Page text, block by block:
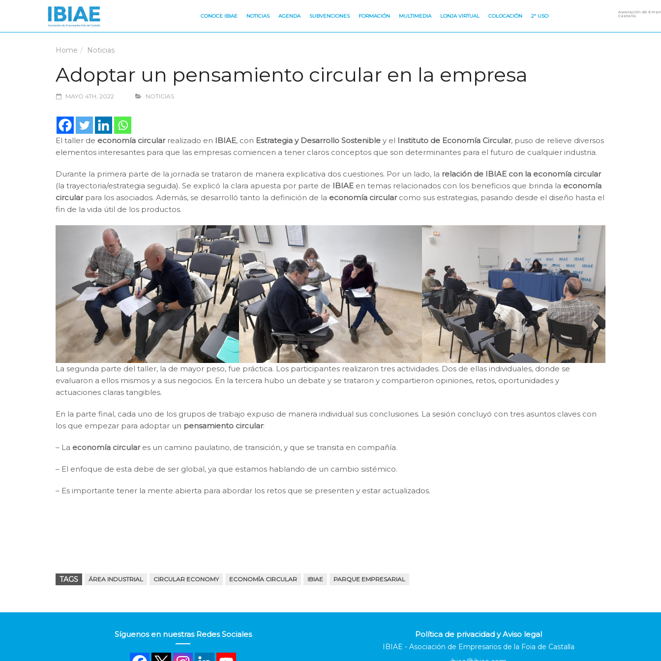
CONOCE IBIAE NOTICIAS AGENDA SUBVENCIONES FORMACIÓN MULTIMEDIA LONJA VIRTUAL COLOCACIÓN 2º USO
Asociación de
Castalla
Home Noticias
Adoptar un pensamiento circular en la empresa
MAYO 4TH, 2022 NOTICIAS
El taller de economía circularrealizado en IBIAE, con Estrategia y Desarrollo Sostenible y el Instituto de Economía Circular, puso de relieve diversos
elementos interesantes para que las empresas comiencen a tener claros conceptos que son determinantes para el futuro de cualquier industria.
Durante la primera parte de la jornada se trataron de manera explicativa dos cuestiones. Por un lado, la relación de IBIAE con la economía circular
(la trayectoria/estrategia seguida). Se explicó la clara apuesta por parte de IBIAE en temas relacionados con los beneficios que brinda la economía
circularpara los asociados. Además, se desarrolló tanto la definición de la economía circularcomo sus estrategias, pasando desde el diseño hasta el
fin de la vida útil de los productos.
La segunda parte del taller, la de mayor peso, fue práctica. Los participantes realizaron tres actividades. Dos de ellas individuales, donde se
evaluaron a ellos mismos y a sus negocios. En la tercera hubo un debate y se trataron y compartieron opiniones, retos, oportunidades y
actuaciones claras tangibles.
En la parte final, cada uno de los grupos de trabajo expuso de manera individual sus conclusiones. La sesión concluyó con tres asuntos claves con
los que empezar para adoptar un pensamiento circular:
– La economía circulares un camino paulatino, de transición, y que se transita en compañía.
– El enfoque de esta debe de ser global, ya que estamos hablando de un cambio sistémico.
– Es importante tener la mente abierta para abordar los retos que se presenten y estar actualizados.
TAGS ÁREA INDUSTRIAL CIRCULAR ECONOMY ECONOMÍA CIRCULAR IBIAE PARQUE EMPRESARIAL
Síguenos en nuestras Redes Sociales Política de privacidad y Aviso legal
IBIAE - Asociación de Empresarios de la Foia de Castalla